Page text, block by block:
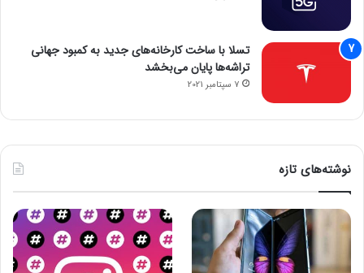
تسلا با ساخت کارخانه‌های جدید به کمبود جهانی
تراشه‌ها پایان می‌بخشد
7 سپتامبر 2021
نوشته‌های تازه